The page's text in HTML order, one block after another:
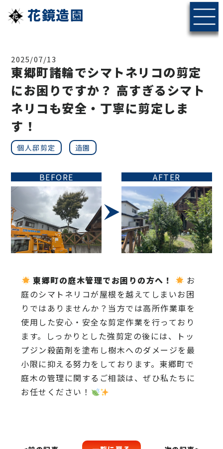
花鏡造園
2025/07/13
東郷町諸輪でシマトネリコの剪定
にお困りですか？ 高すぎるシマト
ネリコも安全・丁寧に剪定しま
す！
個人邸剪定 造園
BEFORE AFTER
東郷町の庭木管理でお困りの方へ！
お
庭のシマトネリコが屋根を越えてしまいお困
りではありませんか？当方では高所作業車を
使用した安心・安全な剪定作業を行っており
ます。しっかりとした強剪定の後には、トッ
プジン殺菌剤を塗布し樹木へのダメージを最
小限に抑える努力をしております。東郷町で
庭木の管理に関するご相談は、ぜひ私たちに
お任せください！